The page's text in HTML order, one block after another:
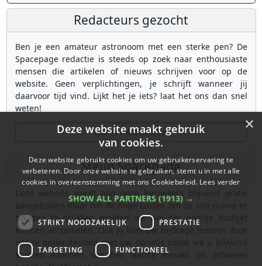
Redacteurs gezocht
Ben je een amateur astronoom met een sterke pen? De
Spacepage redactie is steeds op zoek naar enthousiaste
mensen die artikelen of nieuws schrijven voor op de
website. Geen verplichtingen, je schrijft wanneer jij
daarvoor tijd vind. Lijkt het je iets? laat het ons dan snel
weten!
Wordt medewerker
Steun Spacepage
Deze website wordt aan onze bezoekers blijvend gratis
aangeboden maar om de hoge kosten om de site online te
houden te drukken moeten we wel het nodige budget
kunnen verzamelen. Ook jij kunt uw bijdrage leveren door
ons te ondersteunen met uw donatie zodat we u blijvend
kunnen voorzien van het laatste nieuws en artikelen
×
Deze website maakt gebruik
van cookies.
Deze website gebruikt cookies om uw gebruikerservaring te
verbeteren. Door onze website te gebruiken, stemt u in met alle
cookies in overeenstemming met ons Cookiebeleid. Lees verder
SHOW ALL PARTNERS (1913) →
STRIKT NOODZAKELIJK PRESTATIE
TARGETING FUNCTIONEEL